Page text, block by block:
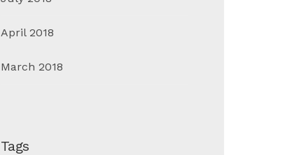
April 2018
March 2018
Tags